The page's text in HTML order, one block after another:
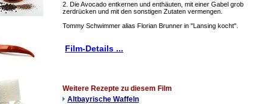
2. Die Avocado entkernen und enthäuten, mit einer Gabel grob
zerdrücken und mit den sonstigen Zutaten vermengen.
Tommy Schwimmer alias Florian Brunner in "Lansing kocht".
Film-Details ...
Weitere Rezepte zu diesem Film
Altbayrische Waffeln